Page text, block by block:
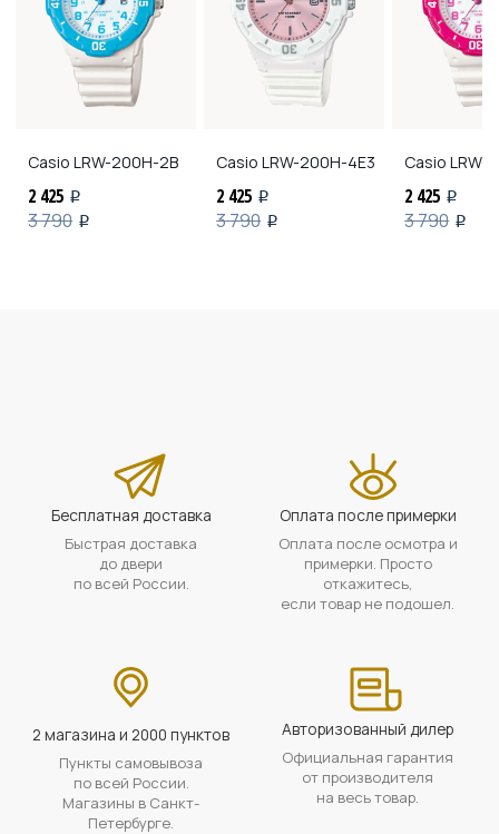
Casio LRW-200H-2B
2 425 i
3 790 i
Casio LRW-200H-4E3
2 425 i
3 790 i
Casio LRW-
2 425 i
3 790 i
Бесплатная доставка
Быстрая доставка
до двери
по всей России.
Оплата после примерки
Оплата после осмотра и
примерки. Просто
откажитесь,
если товар не подошел.
2 магазина и 2000 пунктов
Пункты самовывоза
по всей России.
Магазины в Санкт-
Петербурге.
Авторизованный дилер
Официальная гарантия
от производителя
на весь товар.